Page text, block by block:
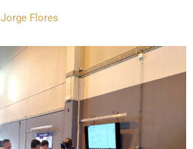
Jorge Flores